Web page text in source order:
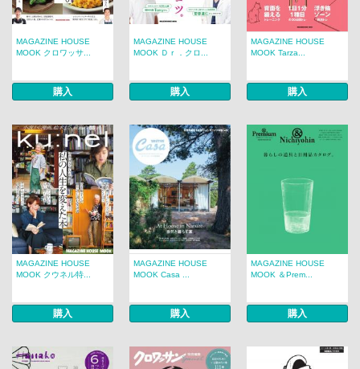
MAGAZINE HOUSE
MOOK クロワッサ...
購入
MAGAZINE HOUSE
MOOK Ｄｒ．クロ...
購入
MAGAZINE HOUSE
MOOK Tarza...
購入
MAGAZINE HOUSE
MOOK クウネル特...
購入
MAGAZINE HOUSE
MOOK Casa ...
購入
MAGAZINE HOUSE
MOOK ＆Prem...
購入